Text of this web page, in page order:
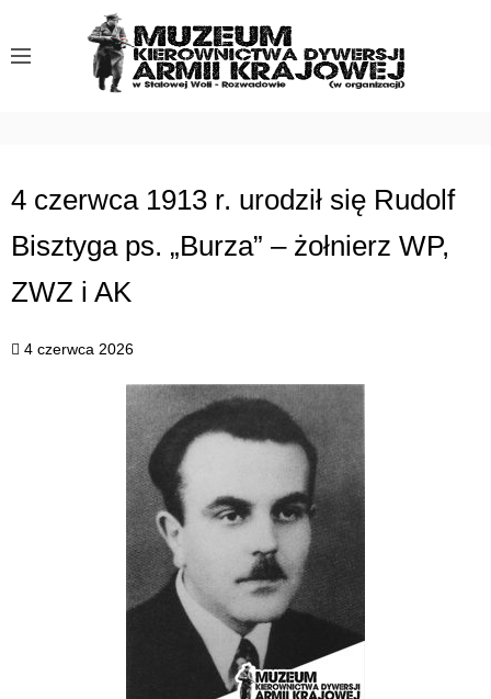
4 czerwca 1913 r. urodził się Rudolf
Bisztyga ps. „Burza” – żołnierz WP,
ZWZ i AK
4 czerwca 2026